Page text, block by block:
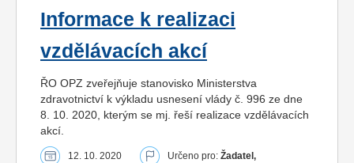
Informace k realizaci
vzdělávacích akcí
ŘO OPZ zveřejňuje stanovisko Ministerstva
zdravotnictví k výkladu usnesení vlády č. 996 ze dne
8. 10. 2020, kterým se mj. řeší realizace vzdělávacích
akcí.
12. 10. 2020 Určeno pro: Žadatel,